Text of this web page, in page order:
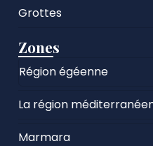
Grottes
Zones
Région égéenne
La région
Marmara